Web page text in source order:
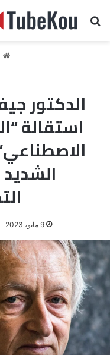
بحث عن
الدكتور
استقالة
9 مايو، 2023